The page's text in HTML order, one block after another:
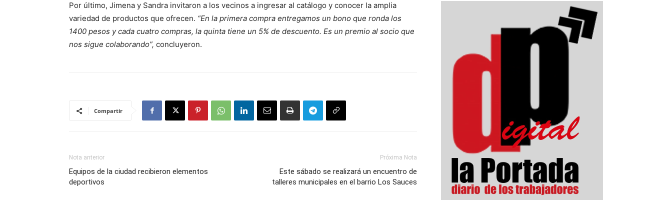
Por último, Jimena y Sandra invitaron a los vecinos a ingresar al catálogo y conocer la amplia
variedad de productos que ofrecen. “En la primera compra entregamos un bono que ronda los
1400 pesos y cada cuatro compras, la quinta tiene un 5% de descuento. Es un premio al socio que
nos sigue colaborando”, concluyeron.
Compartir
Nota anterior
Equipos de la ciudad recibieron elementos
deportivos
Próxima Nota
Este sábado se realizará un encuentro de
talleres municipales en el barrio Los Sauces